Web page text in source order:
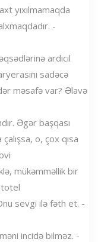
yıxılmamaqda
-
ardıcıl
sadəcə
məsafə var? Əlavə
Əgər başqası
o, çox qısa
mükəmməllik bir
sevgi ilə fəth et. -
incidə bilməz. -